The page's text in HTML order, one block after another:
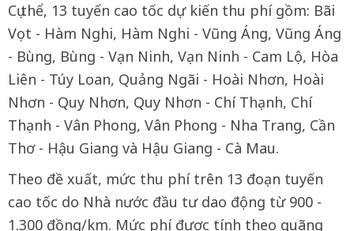
Cụ thể, 13 tuyến cao tốc dự kiến thu phí gồm: Bãi
Vọt - Hàm Nghi, Hàm Nghi - Vũng Áng, Vũng Áng
- Bùng, Bùng - Vạn Ninh, Vạn Ninh - Cam Lộ, Hòa
Liên - Túy Loan, Quảng Ngãi - Hoài Nhơn, Hoài
Nhơn - Quy Nhơn, Quy Nhơn - Chí Thạnh, Chí
Thạnh - Vân Phong, Vân Phong - Nha Trang, Cần
Thơ - Hậu Giang và Hậu Giang - Cà Mau.
Theo đề xuất, mức thu phí trên 13 đoạn tuyến
cao tốc do Nhà nước đầu tư dao động từ 900 -
1.300 đồng/km. Mức phí được tính theo quãng